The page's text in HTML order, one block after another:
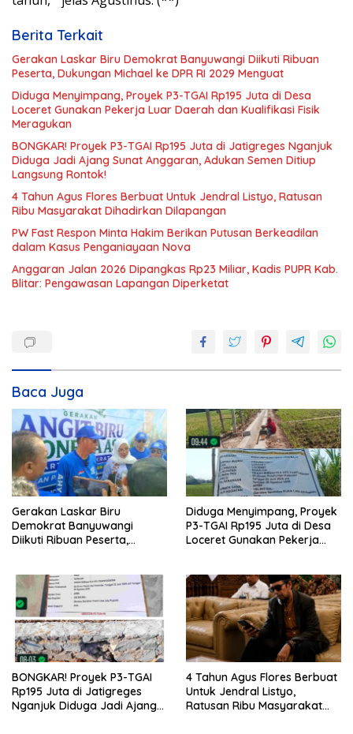
Berita Terkait
Gerakan Laskar Biru Demokrat Banyuwangi Diikuti Ribuan
Peserta, Dukungan Michael ke DPR RI 2029 Menguat
Diduga Menyimpang, Proyek P3-TGAI Rp195 Juta di Desa
Loceret Gunakan Pekerja Luar Daerah dan Kualifikasi Fisik
Meragukan
BONGKAR! Proyek P3-TGAI Rp195 Juta di Jatigreges Nganjuk
Diduga Jadi Ajang Sunat Anggaran, Adukan Semen Ditiup
Langsung Rontok!
4 Tahun Agus Flores Berbuat Untuk Jendral Listyo, Ratusan
Ribu Masyarakat Dihadirkan Dilapangan
PW Fast Respon Minta Hakim Berikan Putusan Berkeadilan
dalam Kasus Penganiayaan Nova
Anggaran Jalan 2026 Dipangkas Rp23 Miliar, Kadis PUPR Kab.
Blitar: Pengawasan Lapangan Diperketat
Baca Juga
Gerakan Laskar Biru
Demokrat Banyuwangi
Diikuti Ribuan Peserta,
Diduga Menyimpang, Proyek
P3-TGAI Rp195 Juta di Desa
Loceret Gunakan Pekerja
BONGKAR! Proyek P3-TGAI
Rp195 Juta di Jatigreges
Nganjuk Diduga Jadi Ajang
4 Tahun Agus Flores Berbuat
Untuk Jendral Listyo,
Ratusan Ribu Masyarakat